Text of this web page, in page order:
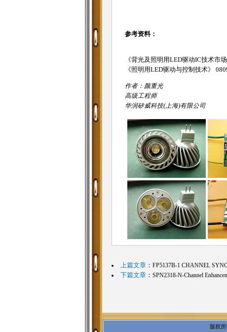
参考资料：
《背光及照明用LED驱动IC技术市
《照明用LED驱动与控制技术》
作者：颜重光
高级工程师
华润矽威科技(上海)有限公司
上篇文章： FP5137B-1 CHANNEL
下篇文章： SPN2318-N-Channel
版权